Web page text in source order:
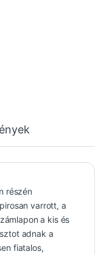
részén
varrott, a
a kis és
adnak a
fiatalos,